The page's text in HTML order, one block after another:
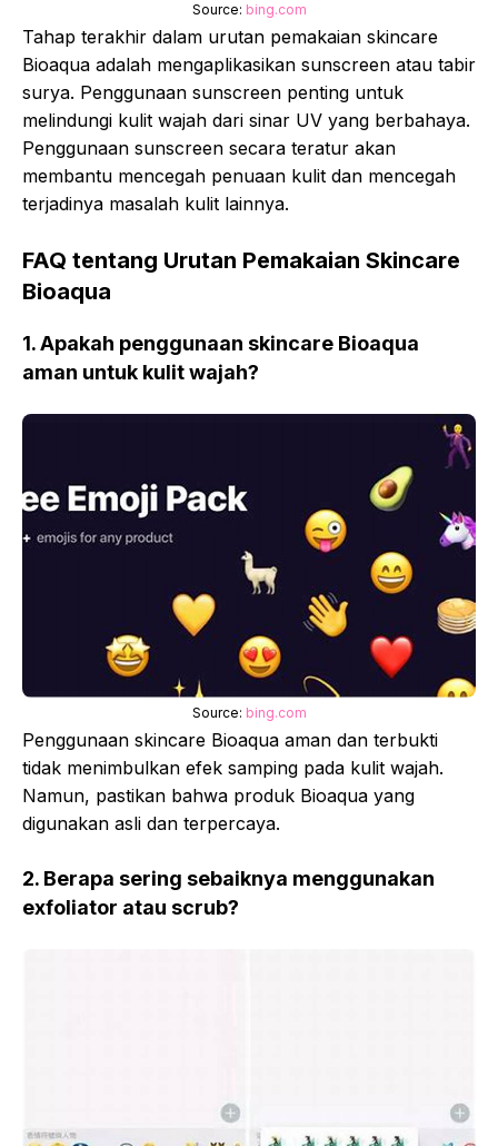
Source: bing.com
Tahap terakhir dalam urutan pemakaian skincare
Bioaqua adalah mengaplikasikan sunscreen atau tabir
surya. Penggunaan sunscreen penting untuk
melindungi kulit wajah dari sinar UV yang berbahaya.
Penggunaan sunscreen secara teratur akan
membantu mencegah penuaan kulit dan mencegah
terjadinya masalah kulit lainnya.
FAQ tentang Urutan Pemakaian Skincare
Bioaqua
1. Apakah penggunaan skincare Bioaqua
aman untuk kulit wajah?
Source: bing.com
Penggunaan skincare Bioaqua aman dan terbukti
tidak menimbulkan efek samping pada kulit wajah.
Namun, pastikan bahwa produk Bioaqua yang
digunakan asli dan terpercaya.
2. Berapa sering sebaiknya menggunakan
exfoliator atau scrub?